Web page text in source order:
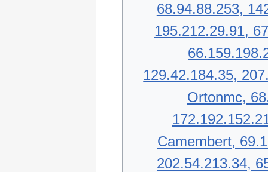
68.94.88.253,
195.212.29.91,
129.42.184.35,
Ortonmc,
Camembert,
202.54.213.34,